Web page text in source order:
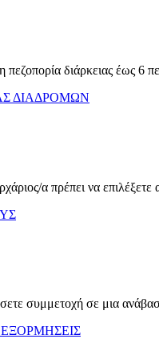
διάρκειας έως 6
ΔΙΑΔΡΟΜΩΝ
α πρέπει να επιλέξετε
σε μια ανάβαση
ΕΞΟΡΜΗΣΕΙΣ